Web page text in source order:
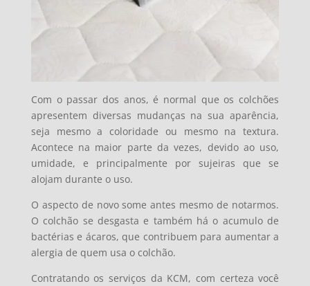
Com o passar dos anos, é normal que os colchões
apresentem diversas mudanças na sua aparência,
seja mesmo a coloridade ou mesmo na textura.
Acontece na maior parte da vezes, devido ao uso,
umidade, e principalmente por sujeiras que se
alojam durante o uso.
O aspecto de novo some antes mesmo de notarmos.
O colchão se desgasta e também há o acumulo de
bactérias e ácaros, que contribuem para aumentar a
alergia de quem usa o colchão.
Contratando os serviços da KCM, com certeza você